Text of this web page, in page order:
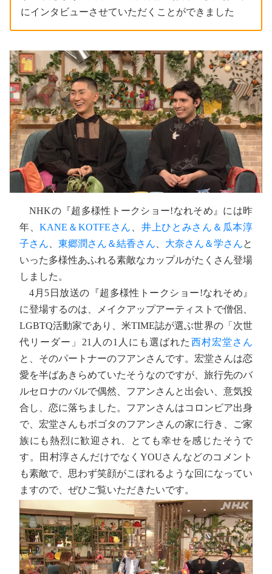
にインタビューさせていただくことができました
NHKの『超多様性トークショー!なれそめ』には昨
年、KANE＆KOTFEさん
井上ひとみさん＆瓜本淳
子さん
東郷潤さん＆結香さん 大奈さん＆学さんと
いった多様性あふれる素敵なカップルがたくさん登場
しました。
4月5日放送の『超多様性トークショー!なれそめ』
に登場するのは、メイクアップアーティストで僧侶、
LGBTQ活動家であり、米TIME誌が選ぶ世界の「次世
代リーダー」21人の1人にも選ばれた 西村宏堂さん
と、そのパートナーのフアンさんです。宏堂さんは恋
愛を半ばあきらめていたそうなのですが、旅行先のバ
ルセロナのバルで偶然、フアンさんと出会い、意気投
合し、恋に落ちました。フアンさんはコロンビア出身
で、宏堂さんもボゴタのフアンさんの家に行き、ご家
族にも熱烈に歓迎され、とても幸せを感じたそうで
す。田村淳さんだけでなくYOUさんなどのコメント
も素敵で、思わず笑顔がこぼれるような回になってい
ますので、ぜひご覧いただきたいです。